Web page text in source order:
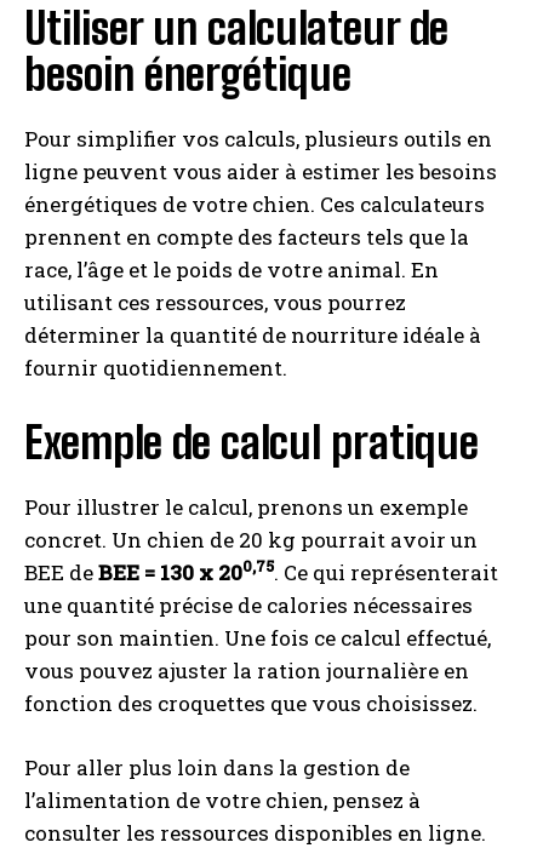
Utiliser un calculateur de
besoin énergétique
Pour simplifier vos calculs, plusieurs outils en
ligne peuvent vous aider à estimer les besoins
énergétiques de votre chien. Ces calculateurs
prennent en compte des facteurs tels que la
race, l’âge et le poids de votre animal. En
utilisant ces ressources, vous pourrez
déterminer la quantité de nourriture idéale à
fournir quotidiennement.
Exemple de calcul pratique
Pour illustrer le calcul, prenons un exemple
concret. Un chien de 20 kg pourrait avoir un
BEE deBEE = 130 x 200,75. Ce qui représenterait
une quantité précise de calories nécessaires
pour son maintien. Une fois ce calcul effectué,
vous pouvez ajuster la ration journalière en
fonction des croquettes que vous choisissez.
Pour aller plus loin dans la gestion de
l’alimentation de votre chien, pensez à
consulter les ressources disponibles en ligne.